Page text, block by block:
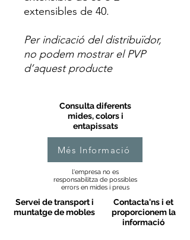
extensibles de 40.
Per indicació del distribuïdor,
no podem mostrar el PVP
d’aquest producte
Consulta diferents
mides, colors i
entapissats
Més Informació
l'empresa no es
responsabilitza de possibles
errors en mides i preus
Servei de transport i
muntatge de mobles
Contacta'ns i et
proporcionem la
informació